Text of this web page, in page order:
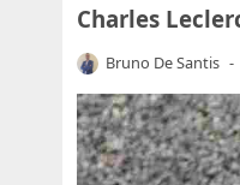
Charles
Bruno De Santis -